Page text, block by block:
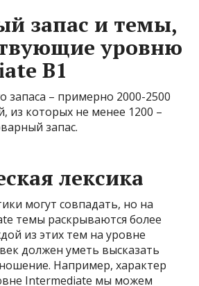
запас и темы,
уровню
B1
запаса – примерно 2000-2500
из которых не менее 1200 –
запас.
лексика
могут совпадать, но на
темы раскрываются более
из этих тем на уровне
должен уметь высказать
Например, характер
Intermediate мы можем